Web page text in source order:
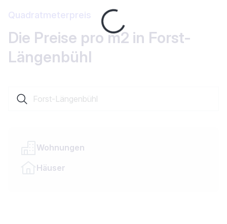
Loading...
Quadratmeterpreis
Die Preise pro m2 in Forst-
Längenbühl
Wohnungen
Häuser